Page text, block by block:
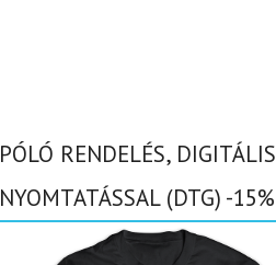
PÓLÓ RENDELÉS, DIGITÁLIS
NYOMTATÁSSAL (DTG) -15%